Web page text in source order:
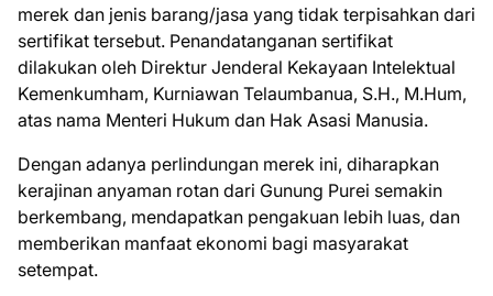
merek dan jenis barang/jasa yang tidak terpisahkan dari
sertifikat tersebut. Penandatanganan sertifikat
dilakukan oleh Direktur Jenderal Kekayaan Intelektual
Kemenkumham, Kurniawan Telaumbanua, S.H., M.Hum,
atas nama Menteri Hukum dan Hak Asasi Manusia.
Dengan adanya perlindungan merek ini, diharapkan
kerajinan anyaman rotan dari Gunung Purei semakin
berkembang, mendapatkan pengakuan lebih luas, dan
memberikan manfaat ekonomi bagi masyarakat
setempat.